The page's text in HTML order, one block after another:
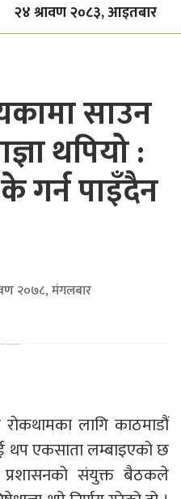
२४ श्रावण २०८३, आइतबार
साउन
थपियो :
गर्न पाइँदैन
२०७८, मंगलबार
लागि काठमाडौं
थप एकसाता लम्बाइएको छ
प्रशासनको संयुक्त बैठकले